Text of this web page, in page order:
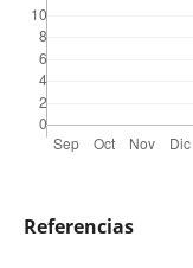
Referencias